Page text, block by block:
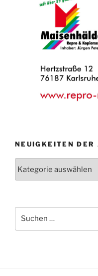
NEUIGKEITEN DER
nach: